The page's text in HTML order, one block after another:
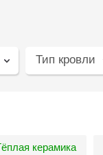
Тип кровли
керамика